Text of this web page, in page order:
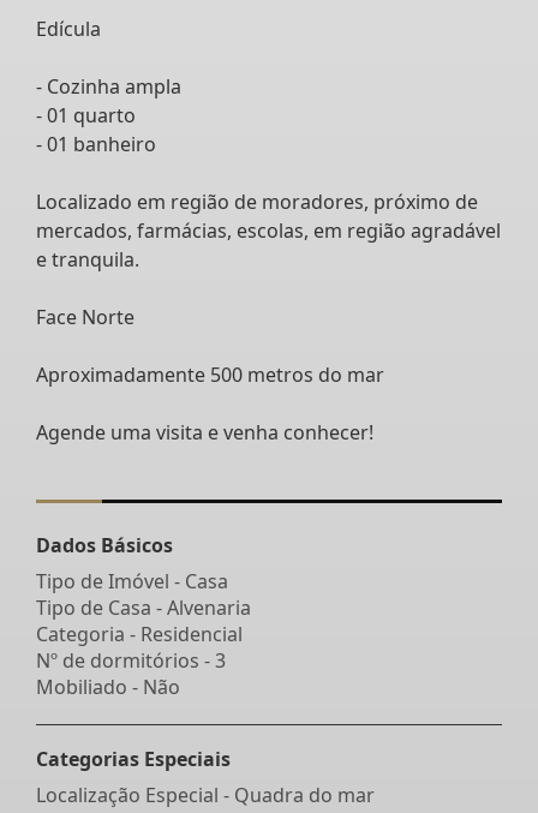
Edícula
- Cozinha ampla
- 01 quarto
- 01 banheiro
Localizado em região de moradores, próximo de
mercados, farmácias, escolas, em região agradável
e tranquila.
Face Norte
Aproximadamente 500 metros do mar
Agende uma visita e venha conhecer!
Dados Básicos
Tipo de Imóvel - Casa
Tipo de Casa - Alvenaria
Categoria - Residencial
Nº de dormitórios - 3
Mobiliado - Não
Categorias Especiais
Localização Especial - Quadra do mar